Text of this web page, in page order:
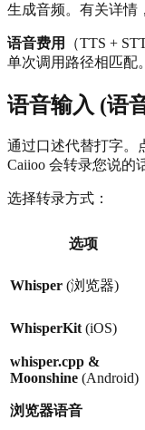
生成音频。有关详情
语音费用 （TTS +
单次调用路径相匹配。
语音输入 (语
通过口述代替打字。
Caiioo 会转录您说的
选择转录方式：
选项
Whisper (浏览器)
WhisperKit(iOS)
whisper.cpp &
Moonshine (Android)
浏览器语音